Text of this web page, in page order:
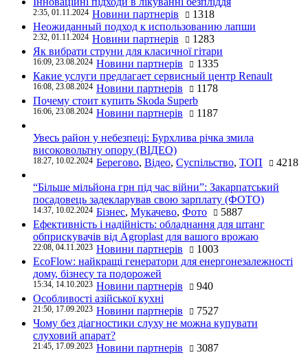
2:35, 01.11.2024 Новини партнерів
1318
Неожиданный подход к использованию лапши
2:32, 01.11.2024 Новини партнерів
1283
Як вибрати струни для класичної гітари
16:09, 23.08.2024 Новини партнерів
1335
Какие услуги предлагает сервисный центр Renault
16:08, 23.08.2024 Новини партнерів
1178
Почему стоит купить Skoda Superb
16:06, 23.08.2024 Новини партнерів 1187
Увесь район у небезпеці: Бурхлива річка змила
високовольтну опору (ВІДЕО)
18:27, 10.02.2024 Берегово, Відео, Суспільство, ТОП 4218
“Більше мільйона грн під час війни”: Закарпатський
посадовець задекларував свою зарплату (ФОТО)
14:37, 10.02.2024 Бізнес, Мукачево, Фото
5887
Ефективність і надійність: обладнання для штанг
обприскувачів від Agroplast для вашого врожаю
22:08, 04.11.2023 Новини партнерів
1003
EcoFlow: найкращі генератори для енергонезалежності
дому, бізнесу та подорожей
15:34, 14.10.2023 Новини партнерів
940
Особливості азійської кухні
21:50, 17.09.2023 Новини партнерів
7527
Чому без діагностики слуху не можна купувати
слуховий апарат?
21:45, 17.09.2023 Новини партнерів 3087